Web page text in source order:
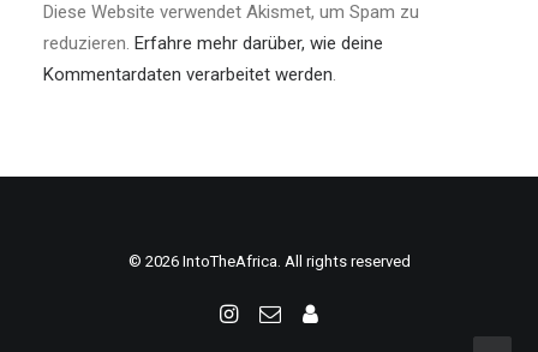
Diese Website verwendet Akismet, um Spam zu
reduzieren. Erfahre mehr darüber, wie deine
Kommentardaten verarbeitet werden.
© 2026 IntoTheAfrica. All rights reserved